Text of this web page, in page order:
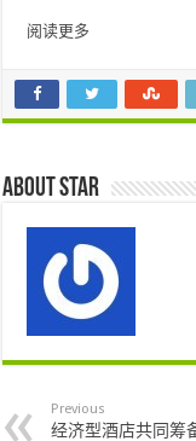
阅读更多
About star
Previous
经济型酒店共同筹